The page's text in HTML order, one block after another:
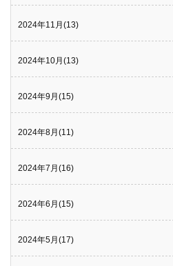
2024年11月(13)
2024年10月(13)
2024年9月(15)
2024年8月(11)
2024年7月(16)
2024年6月(15)
2024年5月(17)